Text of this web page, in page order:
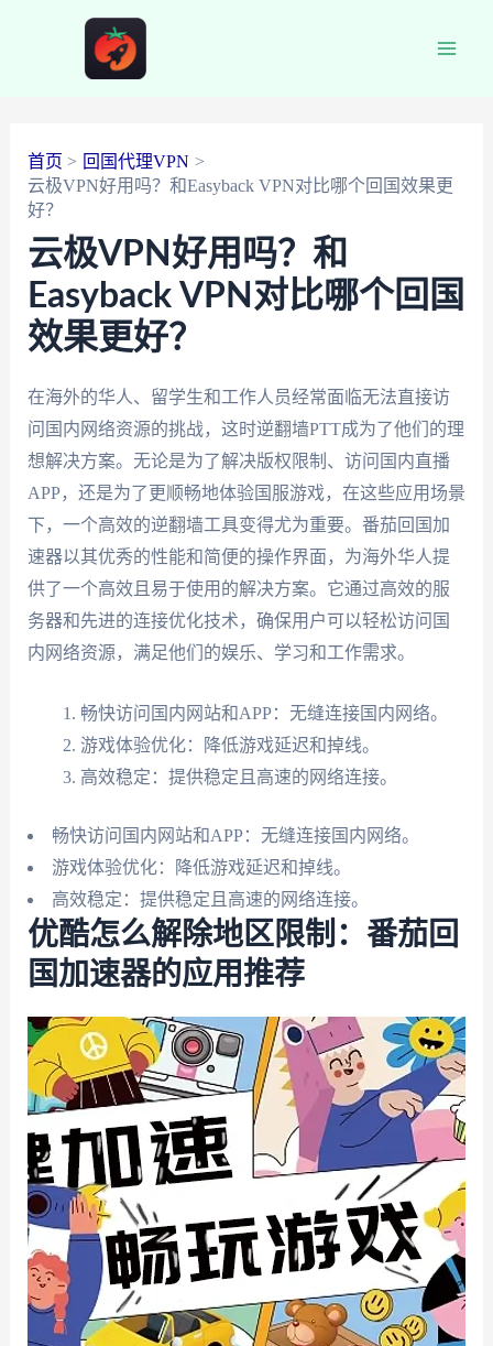
首页
回国代理VPN
云极VPN好用吗？和Easyback VPN对比哪个回国效果更
好？
云极VPN好用吗？和
Easyback VPN对比哪个回国
效果更好？
在海外的华人、留学生和工作人员经常面临无法直接访
问国内网络资源的挑战，这时逆翻墙PTT成为了他们的理
想解决方案。无论是为了解决版权限制、访问国内直播
APP，还是为了更顺畅地体验国服游戏，在这些应用场景
下，一个高效的逆翻墙工具变得尤为重要。番茄回国加
速器以其优秀的性能和简便的操作界面，为海外华人提
供了一个高效且易于使用的解决方案。它通过高效的服
务器和先进的连接优化技术，确保用户可以轻松访问国
内网络资源，满足他们的娱乐、学习和工作需求。
畅快访问国内网站和APP：无缝连接国内网络。
游戏体验优化：降低游戏延迟和掉线。
高效稳定：提供稳定且高速的网络连接。
畅快访问国内网站和APP：无缝连接国内网络。
游戏体验优化：降低游戏延迟和掉线。
高效稳定：提供稳定且高速的网络连接。
优酷怎么解除地区限制：番茄回
国加速器的应用推荐